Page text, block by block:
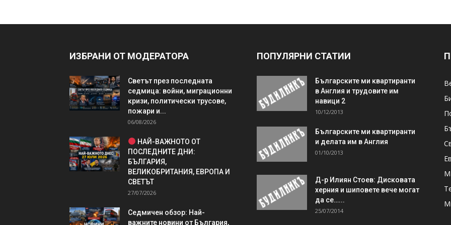
ИЗБРАНИ ОТ МОДЕРАТОРА
Светът през последната
седмица: войни, миграционни
кризи, политически трусове,
пожари и...
06/08/2026
НАЙ-ВАЖНОТО ОТ
ПОСЛЕДНИТЕ ДНИ:
БЪЛГАРИЯ,
ВЕЛИКОБРИТАНИЯ, ЕВРОПА И
СВЕТЪТ
27/07/2026
Седмичен обзор: Най-
важните новини от България,
ПОПУЛЯРНИ СТАТИИ
Българските ми квартиранти
в Англия и трудовите им
навици 2
10/12/2013
Българските ми квартиранти
и делата им в Англия
01/10/2013
Д-р Илиян Стоев: Дисковата
херния и шиповете вече могат
да се…...
25/07/2014